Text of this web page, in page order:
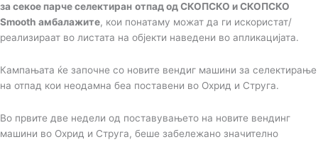
за секое парче селектиран отпад од СКОПСКО и СКОПСКО
Smooth амбалажите, кои понатаму можат да ги искористат/
реализираат во листата на објекти наведени во апликацијата.
Кампањата ќе започне со новите вендиг машини за селектирање
на отпад кои неодамна беа поставени во Охрид и Струга.
Во првите две недели од поставувањето на новите вендинг
машини во Охрид и Струга, беше забележано значително